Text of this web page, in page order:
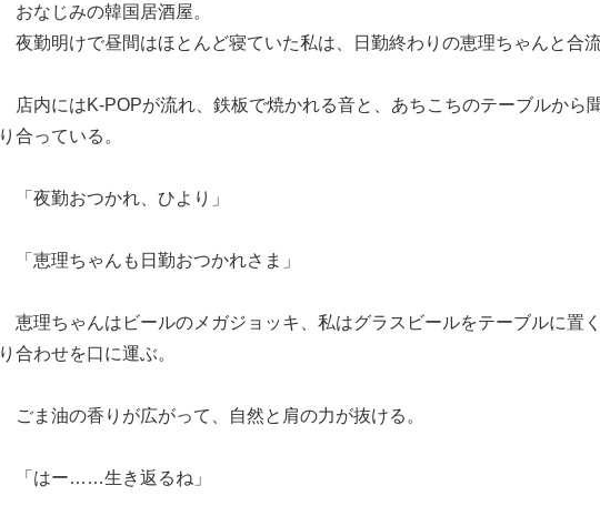
おなじみの韓国居酒屋。
夜勤明けで昼間はほとんど寝ていた私は、日勤終わりの恵理ちゃんと合
店内にはK-POPが流れ、鉄板で焼かれる音と、あちこちのテーブルから
り合っている。
「夜勤おつかれ、ひより」
「恵理ちゃんも日勤おつかれさま」
恵理ちゃんはビールのメガジョッキ、私はグラスビールをテーブルに置
り合わせを口に運ぶ。
ごま油の香りが広がって、自然と肩の力が抜ける。
「はー……生き返るね」